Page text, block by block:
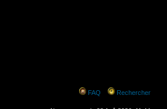
FAQ Rechercher